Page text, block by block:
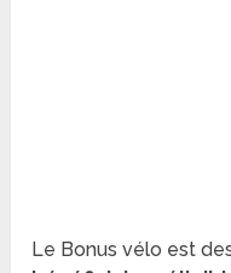
Le Bonus vélo est